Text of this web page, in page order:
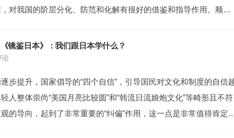
对我国的阶层分化、防范和化解有很好的借鉴和指导作用。顺带
知半解，导致在毕业答辩时，评审老师...
镜鉴日本》：我们跟日本学什么？
论
步提升，国家倡导的“四个自信”，引导国民对文化和制度的自信
人整体崇尚“美国月亮比较圆”和“韩流日流娘炮文化”等畸形且不符
的导向，起到了非常重要的“纠偏”作用，这一点是非常值得肯定